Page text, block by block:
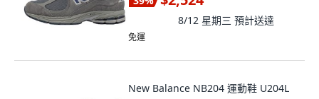
8/12 星期三 預計送達
免運
New Balance NB204 運動鞋 U204L